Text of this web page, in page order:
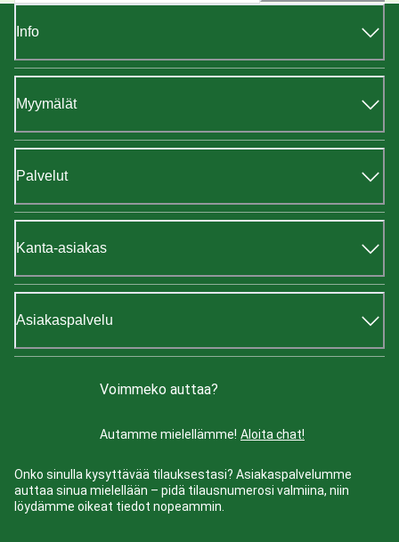
Info
Myymälät
Palvelut
Kanta-asiakas
Asiakaspalvelu
Voimmeko auttaa?
Autamme mielellämme! Aloita chat!
Onko sinulla kysyttävää tilauksestasi? Asiakaspalvelumme
auttaa sinua mielellään – pidä tilausnumerosi valmiina, niin
löydämme oikeat tiedot nopeammin.